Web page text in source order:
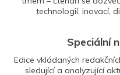
technologií, inovací,
Speciální
Edice vkládaných
sledující a analyzující